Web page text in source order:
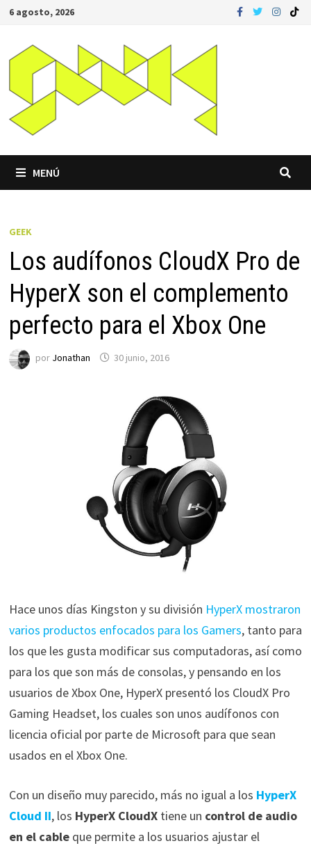
Saltar
contenido
6 agosto, 2026
MENÚ
GEEK
Los audífonos CloudX Pro de
HyperX son el complemento
perfecto para el Xbox One
por Jonathan 30 junio, 2016
Hace unos días Kingston y su división HyperX mostraron
varios productos enfocados para los Gamers, tanto para
los que les gusta modificar sus computadoras, así como
para los que son más de consolas, y pensando en los
usuarios de Xbox One, HyperX presentó los CloudX Pro
Gaming Headset, los cuales son unos audífonos con
licencia oficial por parte de Microsoft para que sean
usados en el Xbox One.
Con un diseño muy parecido, más no igual a los HyperX
Cloud II, los HyperX CloudXtiene un control de audio
en el cableque permite a los usuarios ajustar el